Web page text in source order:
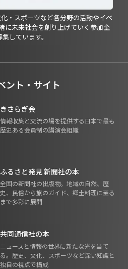
・スポーツなど各分野の活動やイベ
に未来社会を創り上げていく参加企
しています。
ント・サイト
きさらぎ会
情報収集と交流の場を提供する日本で最も
歴史ある会員制の講演会組織
ふるさと発見 新聞社の本
全国の新聞社の出版物。地域の自然、歴
史、民俗から旅のガイド、郷土料理に至る
まで多彩に展開
共同通信社の本
ニュースと情報の世界に新たな光を当て
る。歴史、文化、スポーツなど深い知識と
独自の視点で構成